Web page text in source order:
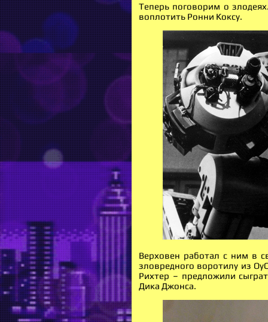
Теперь поговорим о
воплотить Ронни Коксу.
Верховен работал с ним в
зловредного воротилу из
Рихтер – предложили
Дика Джонса.